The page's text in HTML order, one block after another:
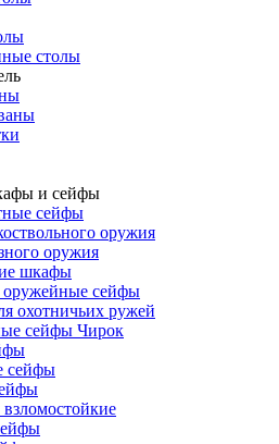
столы
и сейфы
сейфы
оружия
оружия
шкафы
сейфы
охотничьих ружей
сейфы Чирок
сейфы